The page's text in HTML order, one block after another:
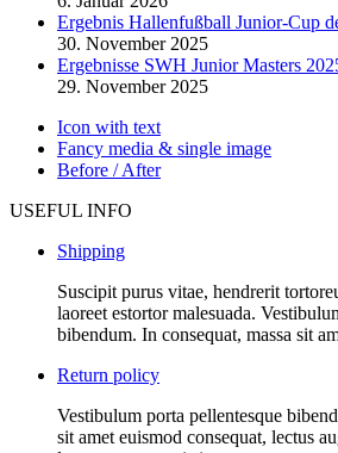
Ergebnis Hallenfußball Junior-Cup
30. November 2025
Ergebnisse SWH Junior Masters
29. November 2025
Icon with text
Fancy media & single image
Before / After
USEFUL INFO
Shipping
Suscipit purus vitae, hendrerit
laoreet estortor malesuada.
bibendum. In consequat, massa sit
Return policy
Vestibulum porta pellentesque
sit amet euismod consequat, lectus